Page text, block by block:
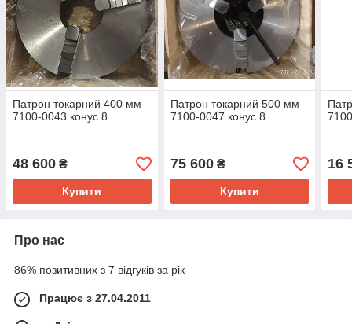
Патрон токарний 400 мм
7100-0043 конус 8
48 600 ₴
Купити
Патрон токарний 500 мм
7100-0047 конус 8
75 600₴
Купити
16
Про нас
86% позитивних з 7 відгуків за рік
Працює з 27.04.2011